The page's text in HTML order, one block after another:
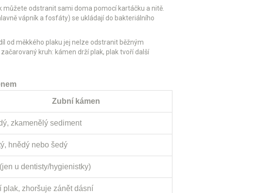
odstranit sami doma pomocí kartáčku a nitě.
vápník a fosfáty) se ukládají do bakteriálního
od měkkého plaku jej nelze odstranit běžným
kruh: kámen drží plak, plak tvoří další
Zubní kámen
zkamenělý sediment
hnědý nebo šedý
u dentisty/hygienistky)
plak, zhoršuje zánět dásní